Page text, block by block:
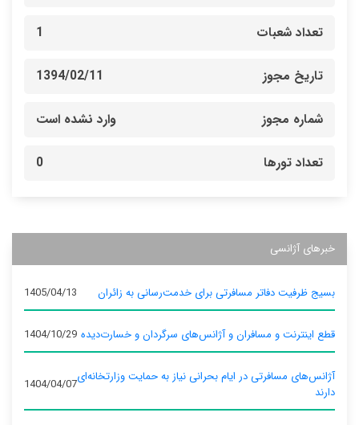
تعداد شعبات 1
تاریخ مجوز 1394/02/11
شماره مجوز وارد نشده است
تعداد تورها 0
خبرهای آژانسی
بسیج ظرفیت دفاتر مسافرتی برای خدمت‌رسانی به زائران 1405/04/13
قطع اینترنت و مسافران و آژانس‌های سرگردان و خسارت‌دیده 1404/10/29
آژانس‌های مسافرتی در ایام بحرانی نیاز به حمایت وزارتخانه‌ای
دارند
1404/04/07